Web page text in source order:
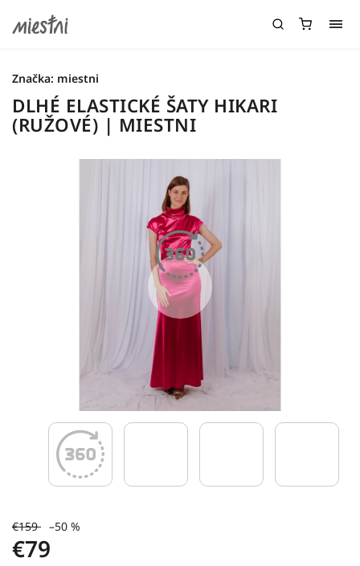
DLHÉ ELASTICKÉ ŠATY HIKARI
(RUŽOVÉ) | MIESTNI
€159 –50 %
€79
Značka: miestni